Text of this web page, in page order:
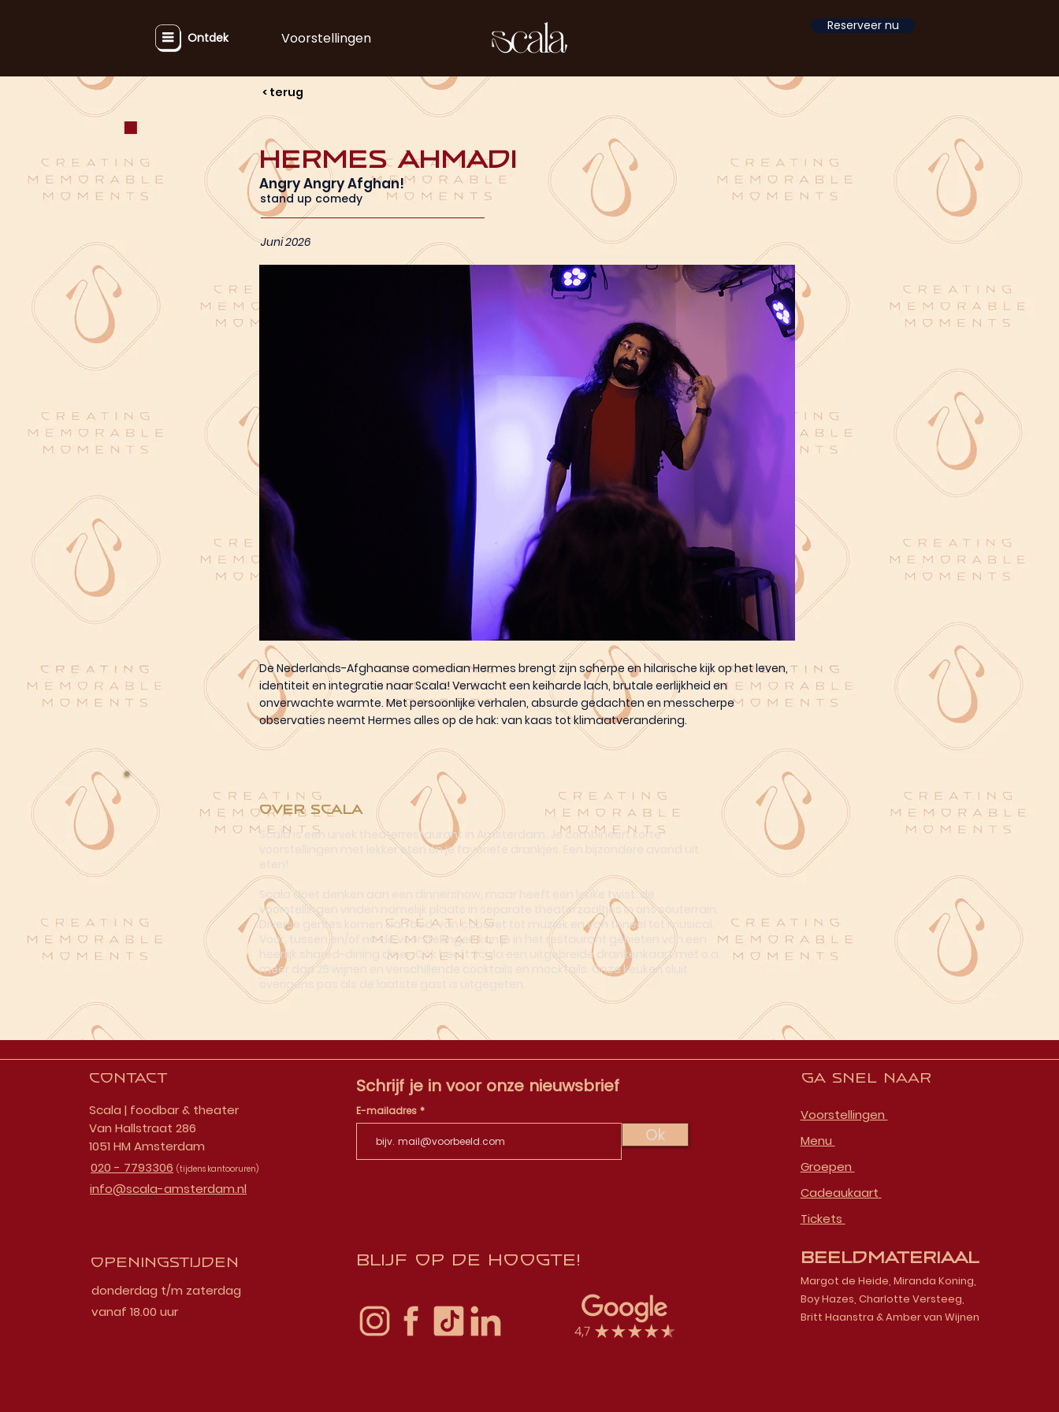
Ontdek Voorstellingen
Reserveer nu
< terug
stand up comedy
Hermes Ahmadi
Angry Angry Afghan!
Juni 2026
De Nederlands-Afghaanse comedian Hermes brengt zijn scherpe en hilarische kijk op het leven,
identiteit en integratie naar Scala! Verwacht een keiharde lach, brutale eerlijkheid en
onverwachte warmte. Met persoonlijke verhalen, absurde gedachten en messcherpe
observaties neemt Hermes alles op de hak: van kaas tot klimaatverandering.
Over Scala
Scala is een uniek theaterrestaurant in Amsterdam. Je combineert korte
voorstellingen met lekker eten én je favoriete drankjes. Een bijzondere avond uit
Scala doet denken aan een dinnershow, maar heeft een leuke twist: de
voorstellingen vinden namelijk plaats in separate theaterzaaltjes in ons souterrain.
Diverse genres komen aan bod, van cabaret tot muziek en van toneel tot musical.
Voor, tussen en/of na de voorstellingen kan je in het restaurant genieten van een
heerlijk shared-dining diner. Ook heeft Scala een uitgebreide drankenkaart met o.a.
meer dan 25 wijnen en verschillende cocktails en mocktails. Onze keuken sluit
overigens pas als de laatste gast is uitgegeten.
Contact
Scala | foodbar & theater
Van Hallstraat 286
1051 HM Amsterdam
020 - 7793306 (tijdens kantooruren)
info@scala-amsterdam.nl
Openingstijden
donderdag t/m zaterdag
vanaf 18.00 uur
Schrijf je in voor onze nieuwsbrief
E-mailadres
Ok
Blijf op de hoogte!
Ga snel naar
Voorstellingen
Menu
Groepen
Cadeaukaart
Tickets
Beeldmateriaal
Margot de Heide, Miranda Koning,
Boy Hazes, Charlotte Versteeg,
Britt Haanstra & Amber van Wijnen